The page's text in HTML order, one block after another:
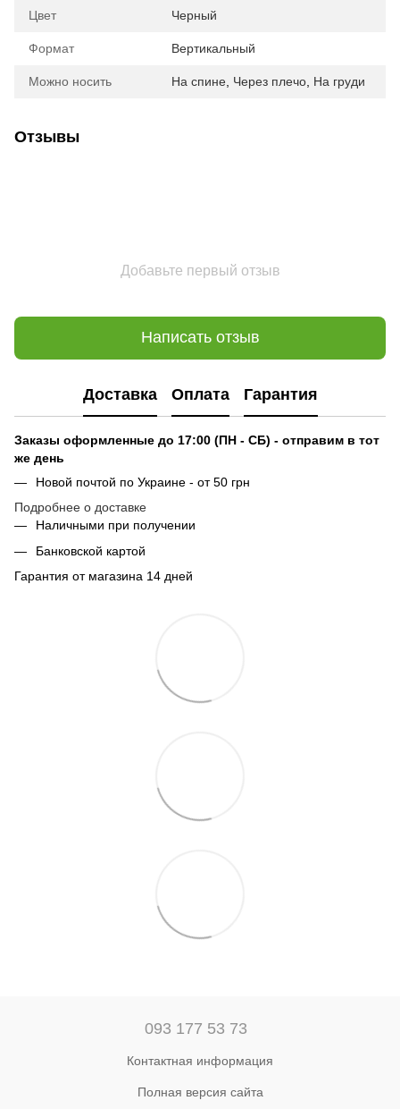
Цвет Черный
Формат Вертикальный
Можно носить На спине Через плечо На груди
Отзывы
Добавьте первый отзыв
Написать отзыв
Доставка Оплата Гарантия
Заказы оформленные до 17:00 (ПН - СБ) - отправим в тот
же день
Новой почтой по Украине - от 50 грн
Подробнее о доставке
Наличными при получении
Банковской картой
Гарантия от магазина 14 дней
093 177 53 73
Контактная информация
Полная версия сайта